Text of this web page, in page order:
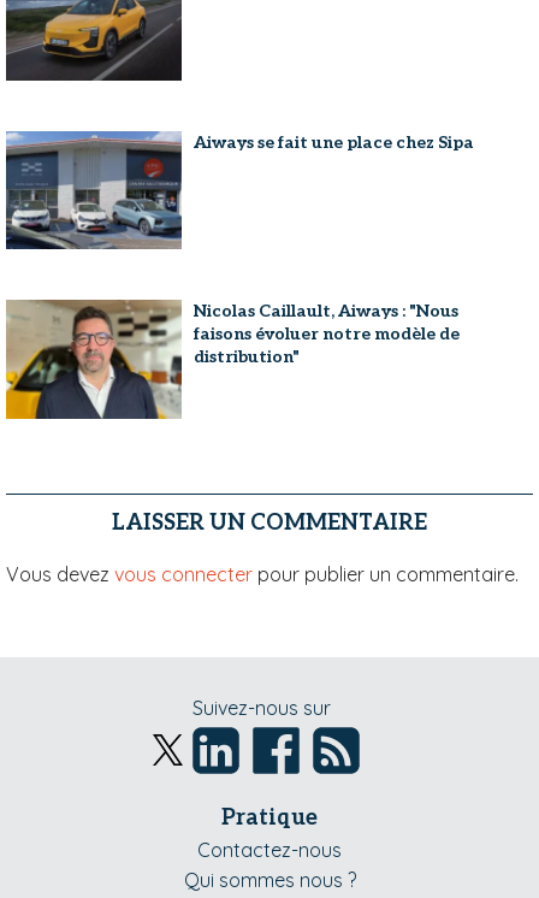
Aiways se fait une place chez Sipa
Nicolas Caillault, Aiways : "Nous
faisons évoluer notre modèle de
distribution"
LAISSER UN COMMENTAIRE
Vous devez vous connecter pour publier un commentaire.
Suivez-nous sur
Pratique
Contactez-nous
Qui sommes nous ?